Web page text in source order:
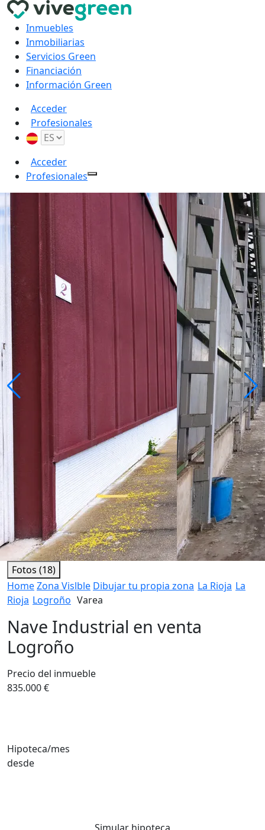
Inmuebles
Inmobiliarias
Servicios Green
Financiación
Información Green
Acceder
Profesionales
Acceder
Profesionales
Fotos (18)
HomeZona Vislble Dibujar tu propia zona La Rioja La
Rioja Logroño Varea
Nave Industrial en venta
Logroño
Precio del inmueble
835.000 €
Hipoteca/mes
desde